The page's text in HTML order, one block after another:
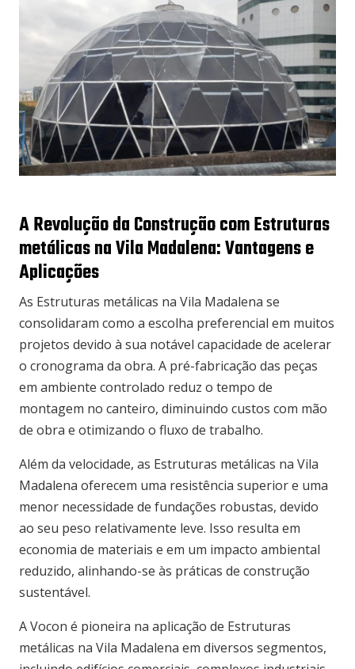
A Revolução da Construção com Estruturas
metálicas na Vila Madalena: Vantagens e
Aplicações
As Estruturas metálicas na Vila Madalena se
consolidaram como a escolha preferencial em muitos
projetos devido à sua notável capacidade de acelerar
o cronograma da obra. A pré-fabricação das peças
em ambiente controlado reduz o tempo de
montagem no canteiro, diminuindo custos com mão
de obra e otimizando o fluxo de trabalho.
Além da velocidade, as Estruturas metálicas na Vila
Madalena oferecem uma resistência superior e uma
menor necessidade de fundações robustas, devido
ao seu peso relativamente leve. Isso resulta em
economia de materiais e em um impacto ambiental
reduzido, alinhando-se às práticas de construção
sustentável.
A Vocon é pioneira na aplicação de Estruturas
metálicas na Vila Madalena em diversos segmentos,